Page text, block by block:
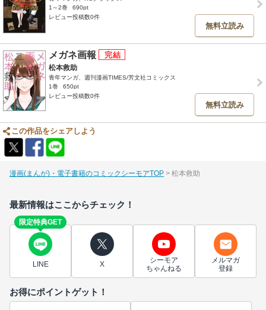
1～2巻
690pt
レビュー投稿数0件
無料立読み
メガネ画報
松本救助
青年マンガ、週刊漫画TIMES/芳文社コミックス
1巻
650pt
レビュー投稿数0件
無料立読み
この作品をシェアしよう
漫画(まんが)・電子書籍のコミックシーモアTOP 松本救助
最新情報はここからチェック！
限定特典GET
LINE X
シーモア
ちゃんねる
メルマガ
登録
お得にポイントゲット！